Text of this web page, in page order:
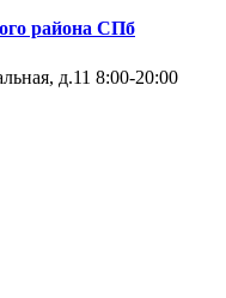
района СПб
д.11 8:00-20:00